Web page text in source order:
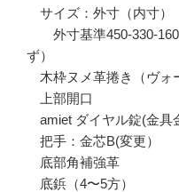
サイズ：外寸（内寸）
外寸基準450-330-
ず）
木枠ヌメ革捲き（ヴォ
上部開口
amiet ダイヤル錠(金具
把手：金芯B(変更）
底部角補強革
底鋲（4〜5方）